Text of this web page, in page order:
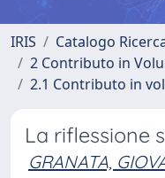
IRIS
Catalogo
2 Contributo in
2.1 Contributo in
La riflessione
GRANATA,